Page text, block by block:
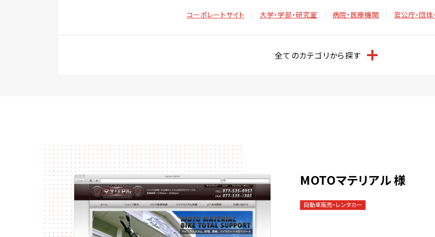
コーポレートサイト 大学・学部・研究室 病院・医療機関 官公庁・団
全てのカテゴリから探す
MOTOマテリアル 様
自動車販売・レンタカー